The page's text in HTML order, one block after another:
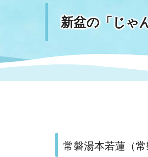
電子サービス
福祉に関するその他の情
新盆の「じゃ
常磐湯本若蓮（常